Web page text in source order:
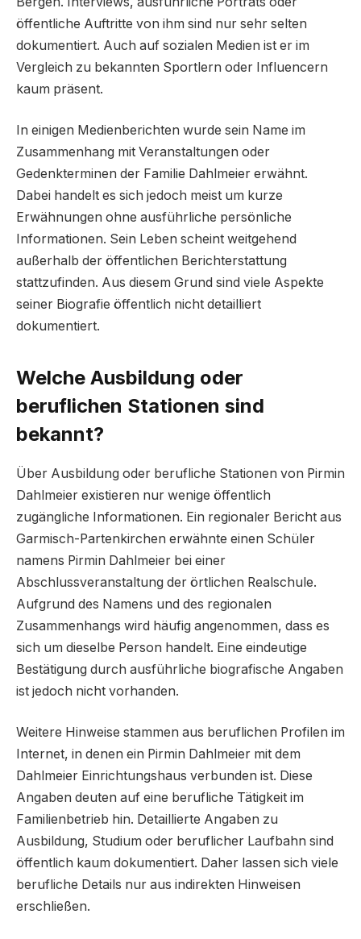
öffentliche Auftritte von ihm sind nur sehr selten
dokumentiert. Auch auf sozialen Medien ist er im
Vergleich zu bekannten Sportlern oder Influencern
kaum präsent.
In einigen Medienberichten wurde sein Name im
Zusammenhang mit Veranstaltungen oder
Gedenkterminen der Familie Dahlmeier erwähnt.
Dabei handelt es sich jedoch meist um kurze
Erwähnungen ohne ausführliche persönliche
Informationen. Sein Leben scheint weitgehend
außerhalb der öffentlichen Berichterstattung
stattzufinden. Aus diesem Grund sind viele Aspekte
seiner Biografie öffentlich nicht detailliert
dokumentiert.
Welche Ausbildung oder
beruflichen Stationen sind
bekannt?
Über Ausbildung oder berufliche Stationen von Pirmin
Dahlmeier existieren nur wenige öffentlich
zugängliche Informationen. Ein regionaler Bericht aus
Garmisch-Partenkirchen erwähnte einen Schüler
namens Pirmin Dahlmeier bei einer
Abschlussveranstaltung der örtlichen Realschule.
Aufgrund des Namens und des regionalen
Zusammenhangs wird häufig angenommen, dass es
sich um dieselbe Person handelt. Eine eindeutige
Bestätigung durch ausführliche biografische Angaben
ist jedoch nicht vorhanden.
Weitere Hinweise stammen aus beruflichen Profilen im
Internet, in denen ein Pirmin Dahlmeier mit dem
Dahlmeier Einrichtungshaus verbunden ist. Diese
Angaben deuten auf eine berufliche Tätigkeit im
Familienbetrieb hin. Detaillierte Angaben zu
Ausbildung, Studium oder beruflicher Laufbahn sind
öffentlich kaum dokumentiert. Daher lassen sich viele
berufliche Details nur aus indirekten Hinweisen
erschließen.